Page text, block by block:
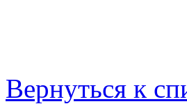
Вернуться к